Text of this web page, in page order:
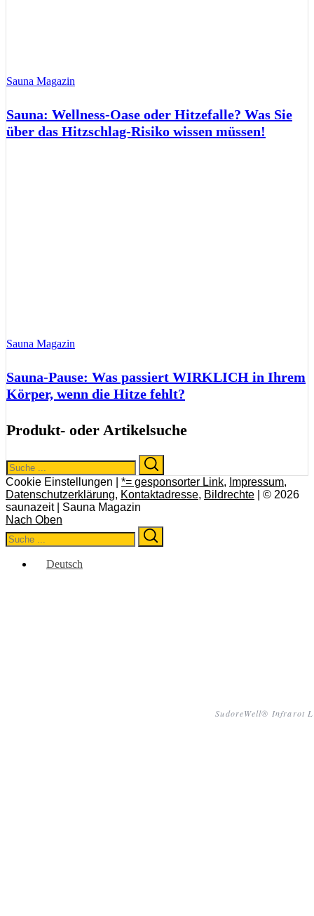
SudoreWell® Infrarot
Sauna Magazin
Sauna: Wellness-Oase oder Hitzefalle? Was Sie
über das Hitzschlag-Risiko wissen müssen!
Sauna Magazin
Sauna-Pause: Was passiert WIRKLICH in Ihrem
Körper, wenn die Hitze fehlt?
Produkt- oder Artikelsuche
Search
for:
Cookie Einstellungen | *= gesponsorter Link, Impressum,
Datenschutzerklärung, Kontaktadresse, Bildrechte | © 2026
saunazeit | Sauna Magazin
Nach Oben
Search
for:
Deutsch